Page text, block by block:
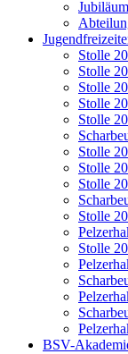
Stolle
Stolle
Stolle
Stolle
Stolle
Stolle
Stolle
Stolle
Stolle
Stolle
BSV-